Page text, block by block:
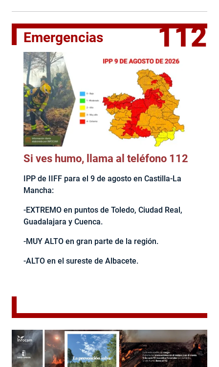
Emergencias 112
Si ves humo, llama al teléfono 112
IPP de IIFF para el 9 de agosto en Castilla-La
Mancha:
-EXTREMO en puntos de Toledo, Ciudad Real,
Guadalajara y Cuenca.
-MUY ALTO en gran parte de la región.
-ALTO en el sureste de Albacete.